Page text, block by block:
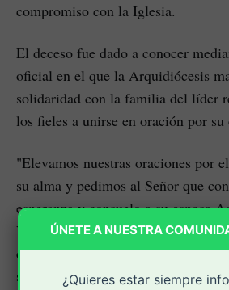
compromiso con la Iglesia.
El deceso fue dado a conocer
oficial en el que la Arquidiócesis
solidaridad con la familia del líder
los fieles a unirse en oración por su
"Elevamos nuestras oraciones por
su alma y pedimos al Señor que
esperanza y consuelo a su esposa
Valeria y Juan Andrés, familiares,
comunidad parroquial en este
señaló la institución eclesiástica,
ÚNETE A NUESTRA
¿Quieres estar siempre